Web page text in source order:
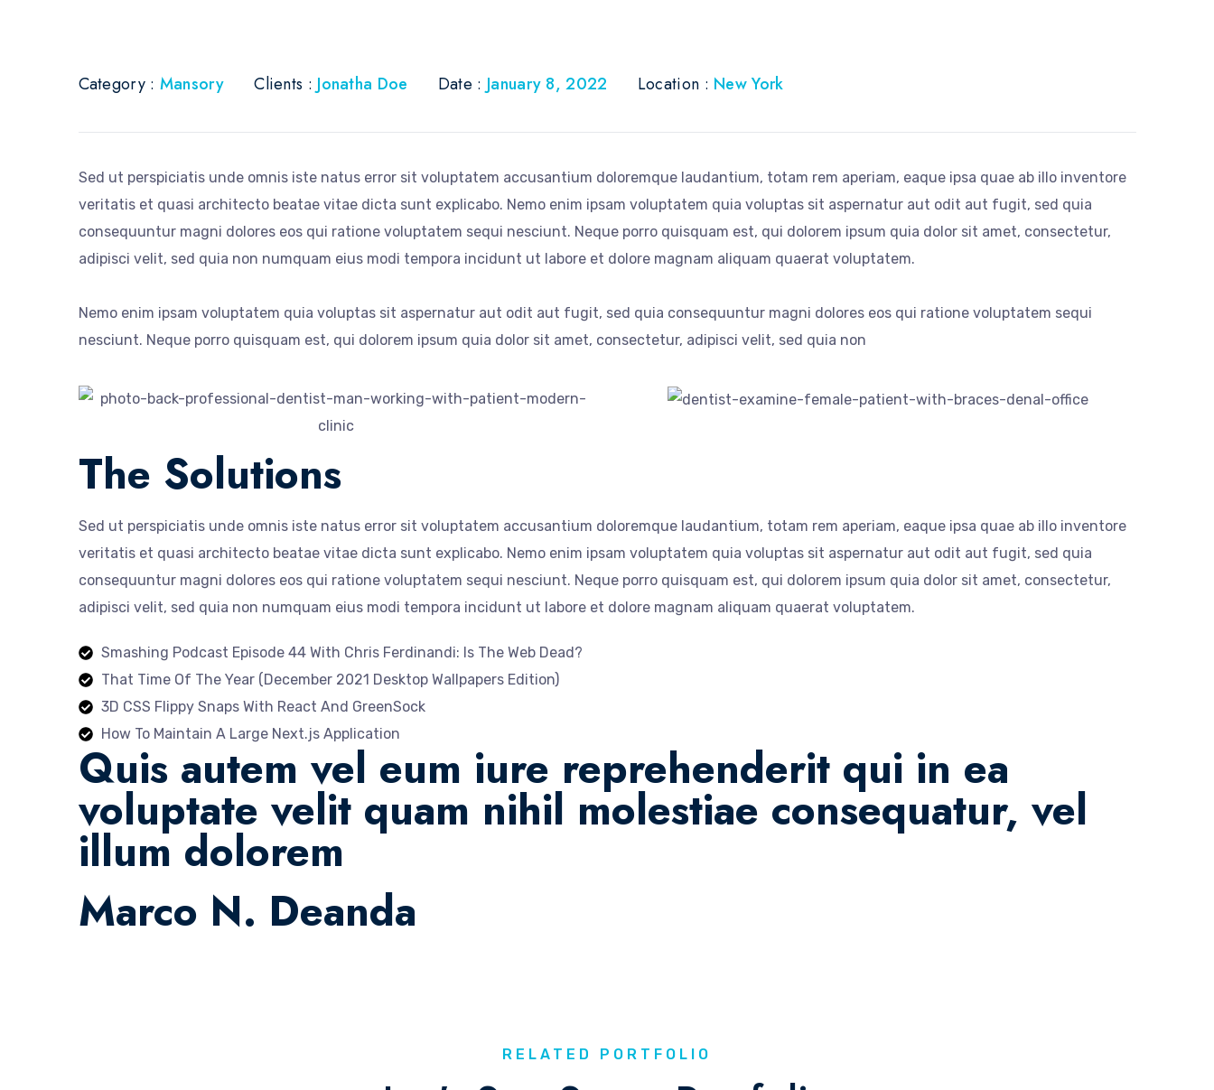
Category : Mansory Clients : Jonatha Doe Date : January 8, 2022 Location : New York
Sed ut perspiciatis unde omnis iste natus error sit voluptatem accusantium doloremque laudantium, totam rem aperiam, eaque ipsa quae ab illo inventore
veritatis et quasi architecto beatae vitae dicta sunt explicabo. Nemo enim ipsam voluptatem quia voluptas sit aspernatur aut odit aut fugit, sed quia
consequuntur magni dolores eos qui ratione voluptatem sequi nesciunt. Neque porro quisquam est, qui dolorem ipsum quia dolor sit amet, consectetur,
adipisci velit, sed quia non numquam eius modi tempora incidunt ut labore et dolore magnam aliquam quaerat voluptatem.
Nemo enim ipsam voluptatem quia voluptas sit aspernatur aut odit aut fugit, sed quia consequuntur magni dolores eos qui ratione voluptatem sequi
nesciunt. Neque porro quisquam est, qui dolorem ipsum quia dolor sit amet, consectetur, adipisci velit, sed quia non
The Solutions
Sed ut perspiciatis unde omnis iste natus error sit voluptatem accusantium doloremque laudantium, totam rem aperiam, eaque ipsa quae ab illo inventore
veritatis et quasi architecto beatae vitae dicta sunt explicabo. Nemo enim ipsam voluptatem quia voluptas sit aspernatur aut odit aut fugit, sed quia
consequuntur magni dolores eos qui ratione voluptatem sequi nesciunt. Neque porro quisquam est, qui dolorem ipsum quia dolor sit amet, consectetur,
adipisci velit, sed quia non numquam eius modi tempora incidunt ut labore et dolore magnam aliquam quaerat voluptatem.
Smashing Podcast Episode 44 With Chris Ferdinandi: Is The Web Dead?
That Time Of The Year (December 2021 Desktop Wallpapers Edition)
3D CSS Flippy Snaps With React And GreenSock
How To Maintain A Large Next.js Application
Quis autem vel eum iure reprehenderit qui in ea
voluptate velit quam nihil molestiae consequatur, vel
illum dolorem
Marco N. Deanda
RELATED PORTFOLIO